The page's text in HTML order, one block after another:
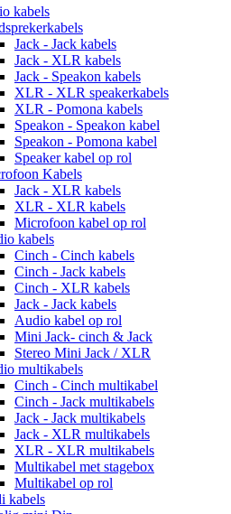
kabels
Jack - Jack kabels
Jack - XLR kabels
Jack - Speakon kabels
XLR - XLR speakerkabels
XLR - Pomona kabels
Speakon - Speakon kabel
Speakon - Pomona kabel
Speaker kabel op rol
Kabels
Jack - XLR kabels
XLR - XLR kabels
Microfoon kabel op rol
kabels
Cinch - Cinch kabels
Cinch - Jack kabels
Cinch - XLR kabels
Jack - Jack kabels
Audio kabel op rol
Mini Jack- cinch & Jack
Stereo Mini Jack / XLR
multikabels
Cinch - Cinch multikabel
Cinch - Jack multikabels
Jack - Jack multikabels
Jack - XLR multikabels
XLR - XLR multikabels
Multikabel met stagebox
Multikabel op rol
kabels